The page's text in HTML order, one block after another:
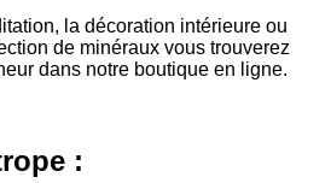
la décoration intérieure ou
de minéraux vous trouverez
dans notre boutique en ligne.
: